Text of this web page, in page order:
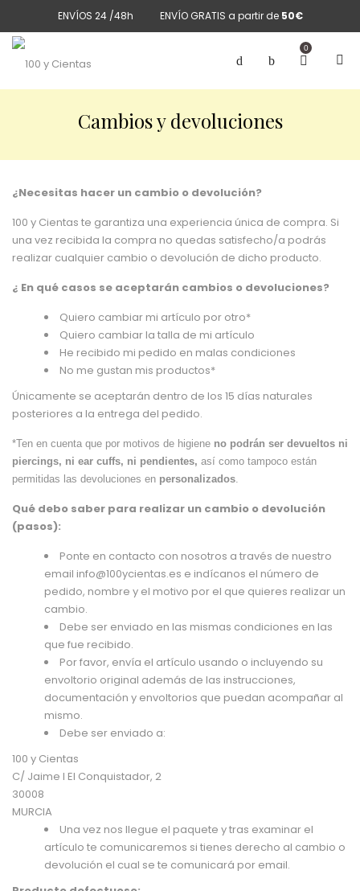
ENVÍOS 24 /48h ENVÍO GRATIS a partir de 50€
0
Cambios y devoluciones
¿Necesitas hacer un cambio o devolución?
100 y Cientas te garantiza una experiencia única de compra. Si
una vez recibida la compra no quedas satisfecho/a podrás
realizar cualquier cambio o devolución de dicho producto.
¿ En qué casos se aceptarán cambios o devoluciones?
Quiero cambiar mi artículo por otro*
Quiero cambiar la talla de mi artículo
He recibido mi pedido en malas condiciones
No me gustan mis productos*
Únicamente se aceptarán dentro de los 15 días naturales
posteriores a la entrega del pedido.
*Ten en cuenta que por motivos de higiene no podrán ser devueltos ni
piercings, ni ear cuffs, ni pendientes, así como tampoco están
permitidas las devoluciones en personalizados.
Qué debo saber para realizar un cambio o devolución
(pasos):
Ponte en contacto con nosotros a través de nuestro
email info@100ycientas.es e indícanos el número de
pedido, nombre y el motivo por el que quieres realizar un
cambio.
Debe ser enviado en las mismas condiciones en las
que fue recibido.
Por favor, envía el artículo usando o incluyendo su
envoltorio original además de las instrucciones,
documentación y envoltorios que puedan acompañar al
mismo.
Debe ser enviado a:
100 y Cientas
C/ Jaime I El Conquistador, 2
30008
MURCIA
Una vez nos llegue el paquete y tras examinar el
artículo te comunicaremos si tienes derecho al cambio o
devolución el cual se te comunicará por email.